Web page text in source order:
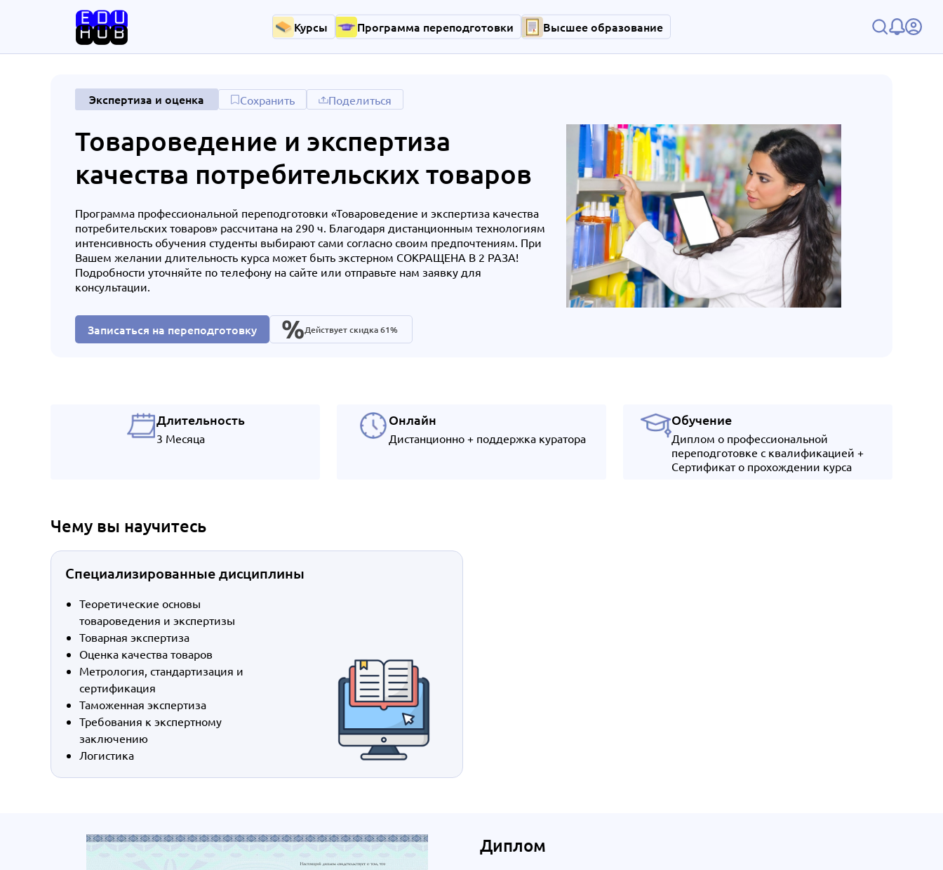
Курсы Программа переподготовки Высшее образование
Экспертиза и оценка Сохранить Поделиться
Товароведение и экспертиза
качества потребительских товаров
Программа профессиональной переподготовки «Товароведение и экспертиза качества
потребительских товаров» рассчитана на 290 ч. Благодаря дистанционным технологиям
интенсивность обучения студенты выбирают сами согласно своим предпочтениям. При
Вашем желании длительность курса может быть экстерном СОКРАЩЕНА В 2 РАЗА!
Подробности уточняйте по телефону на сайте или отправьте нам заявку для
консультации.
Записаться на переподготовку Действует скидка 61%
Длительность
3 Месяца
Онлайн
Дистанционно + поддержка куратора
Обучение
Диплом о профессиональной
переподготовке с квалификацией +
Сертификат о прохождении курса
Чему вы научитесь
Специализированные дисциплины
Теоретические основы
товароведения и экспертизы
Товарная экспертиза
Оценка качества товаров
Метрология, стандартизация и
сертификация
Таможенная экспертиза
Требования к экспертному
заключению
Логистика
Диплом